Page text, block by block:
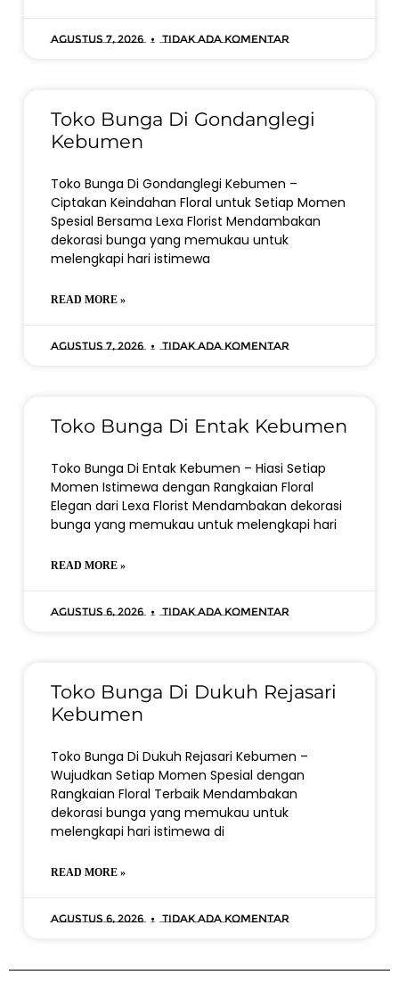
Agustus 7, 2026 Tidak ada komentar
Toko Bunga Di Gondanglegi
Kebumen
Toko Bunga Di Gondanglegi Kebumen –
Ciptakan Keindahan Floral untuk Setiap Momen
Spesial Bersama Lexa Florist Mendambakan
dekorasi bunga yang memukau untuk
melengkapi hari istimewa
READ MORE »
Agustus 7, 2026 Tidak ada komentar
Toko Bunga Di Entak Kebumen
Toko Bunga Di Entak Kebumen – Hiasi Setiap
Momen Istimewa dengan Rangkaian Floral
Elegan dari Lexa Florist Mendambakan dekorasi
bunga yang memukau untuk melengkapi hari
READ MORE »
Agustus 6, 2026 Tidak ada komentar
Toko Bunga Di Dukuh Rejasari
Kebumen
Toko Bunga Di Dukuh Rejasari Kebumen –
Wujudkan Setiap Momen Spesial dengan
Rangkaian Floral Terbaik Mendambakan
dekorasi bunga yang memukau untuk
melengkapi hari istimewa di
READ MORE »
Agustus 6, 2026 Tidak ada komentar